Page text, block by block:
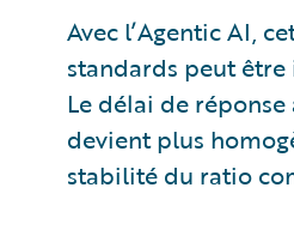
Avec l’Agentic AI,
standards peut
Le délai de
devient plus
stabilité du ratio